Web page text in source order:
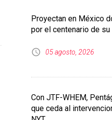
Proyectan en México
por el centenario de
05 agosto, 2026
Con JTF-WHEM,
que ceda al